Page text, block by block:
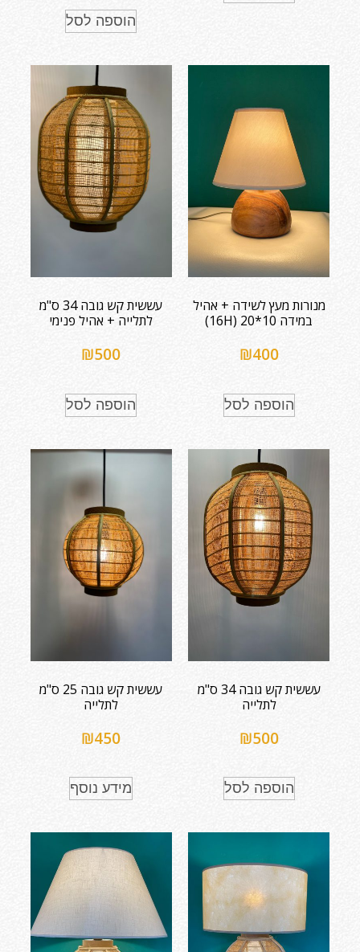
הוספה לסל
מנורות מעץ לשידה + אהיל
במידה 10*20 (16H)
₪400
הוספה לסל
עששית קש גובה 34 ס"מ
לתלייה + אהיל פנימי
₪500
הוספה לסל
עששית קש גובה 34 ס"מ
לתלייה
₪500
הוספה לסל
עששית קש גובה 25 ס"מ
לתלייה
₪450
מידע נוסף